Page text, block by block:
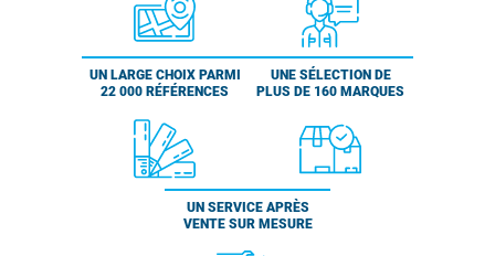
UN LARGE CHOIX PARMI
22 000 RÉFÉRENCES
UNE SÉLECTION DE
PLUS DE 160 MARQUES
UN SERVICE APRÈS
VENTE SUR MESURE